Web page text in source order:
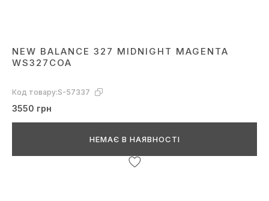
NEW BALANCE 327 MIDNIGHT MAGENTA
WS327COA
Код товару:S-57337
3550 грн
НЕМАЄ В НАЯВНОСТІ